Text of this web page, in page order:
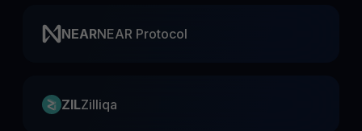
NEARNEAR Protocol
ZILZilliqa